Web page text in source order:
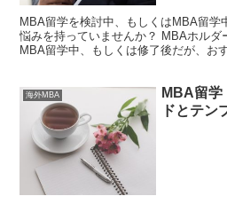
MBA留学を検討中、もしくはMBA留学
悩みを持っていませんか？ MBAホルダ
MBA留学中、もしくは修了後だが、お
海外MBA
MBA留学
ドとテン